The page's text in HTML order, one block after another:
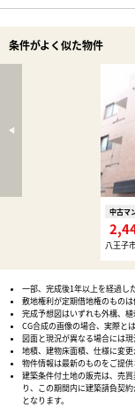
条件がよく似た物件
中古マ
八王子
一部、完成後1年以上を経過し
敷地権利が定期借地権のものは
完成予想図はいずれも外構、
CG合成の画像の場合、実際と
図面と現況が異なる場合には現
地積、建物床面積、仕様に変更
物件情報は最新のものをご提
建築条件付土地の販売は、売
り、この期間内に建築請負契
となります。